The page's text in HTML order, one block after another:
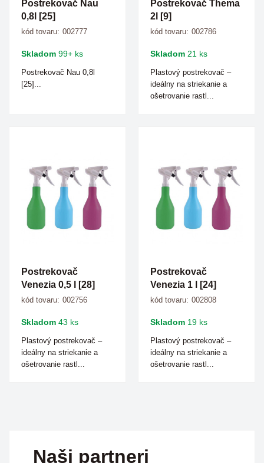
Postrekovač Nau
0,8l [25]
kód tovaru: 002777
Skladom 99+ ks
Postrekovač Nau 0,8l
[25]...
Postrekovač Thema
2l [9]
kód tovaru: 002786
Skladom 21 ks
Plastový postrekovač –
ideálny na striekanie a
ošetrovanie rastl...
Postrekovač
Venezia 0,5 l [28]
kód tovaru: 002756
Skladom 43 ks
Plastový postrekovač –
ideálny na striekanie a
ošetrovanie rastl...
Postrekovač
Venezia 1 l [24]
kód tovaru: 002808
Skladom 19 ks
Plastový postrekovač –
ideálny na striekanie a
ošetrovanie rastl...
Naši partneri